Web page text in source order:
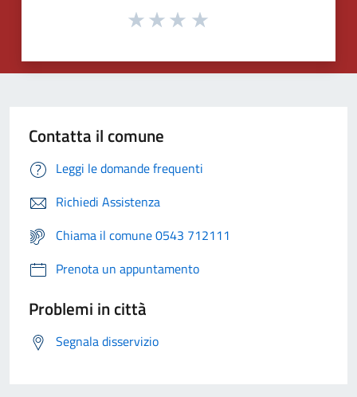
Contatta il comune
Leggi le domande frequenti
Richiedi Assistenza
Chiama il comune 0543 712111
Prenota un appuntamento
Problemi in città
Segnala disservizio